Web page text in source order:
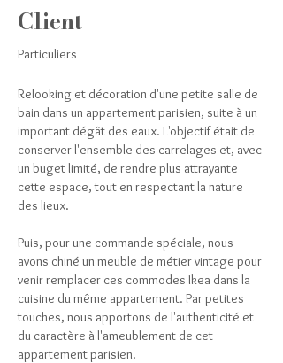
Client
Particuliers
Relooking et décoration d'une petite salle de
bain dans un appartement parisien, suite à un
important dégât des eaux. L'objectif était de
conserver l'ensemble des carrelages et, avec
un buget limité, de rendre plus attrayante
cette espace, tout en respectant la nature
des lieux.
Puis, pour une commande spéciale, nous
avons chiné un meuble de métier vintage pour
venir remplacer ces commodes Ikea dans la
cuisine du même appartement. Par petites
touches, nous apportons de l'authenticité et
du caractère à l'ameublement de cet
appartement parisien.